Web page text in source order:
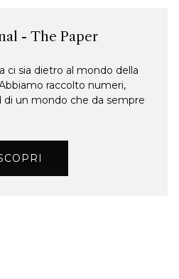
- The Paper
ci sia dietro al mondo della
raccolto numeri,
di un mondo che da sempre